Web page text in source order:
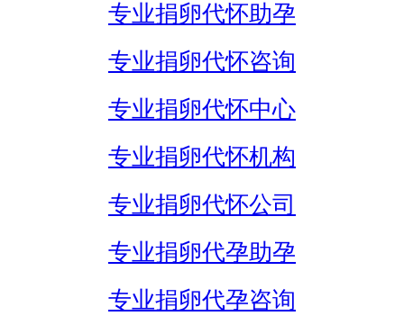
专业捐卵代怀助孕
专业捐卵代怀咨询
专业捐卵代怀中心
专业捐卵代怀机构
专业捐卵代怀公司
专业捐卵代孕助孕
专业捐卵代孕咨询